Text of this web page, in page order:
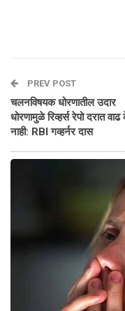
PREV POST
चलनविषयक धोरणातील उदार
धोरणामुळे रिव्हर्स रेपो दरात
नाही: RBI गव्हर्नर दास